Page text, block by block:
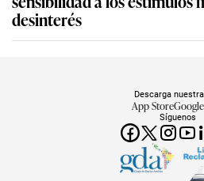
desinterés
Síguenos
Descarga
App Store